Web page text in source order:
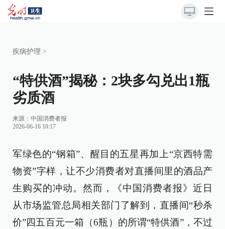
疾病护理 >
“特供酒”揭秘：2块多勾兑出1瓶
劣质酒
来源： 中国消费者报
2026-06-16 10:17
军绿色的“钢箱”、醒目的五星再加上“京西特需
物资”字样，让不少消费者对直播间里的酒品产
生购买的冲动。然而，《中国消费者报》近日
从市场监管总局相关部门了解到，直播间“秒杀
价”四五百元一箱（6瓶）的所谓“特供酒”，不过